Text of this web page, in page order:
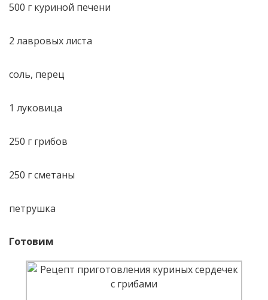
500 г куриной печени
2 лавровых листа
соль, перец
1 луковица
250 г грибов
250 г сметаны
петрушка
Готовим